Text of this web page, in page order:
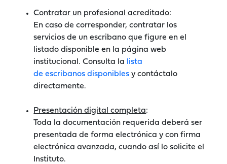
Contratar un profesional acreditado:
En caso de corresponder, contratar los
servicios de un escribano que figure en el
listado disponible en la página web
institucional. Consulta la
lista
de escribanos disponibles y contáctalo
directamente.
Presentación digital completa:
Toda la documentación requerida deberá ser
presentada de forma electrónica y con firma
electrónica avanzada, cuando así lo solicite el
Instituto.